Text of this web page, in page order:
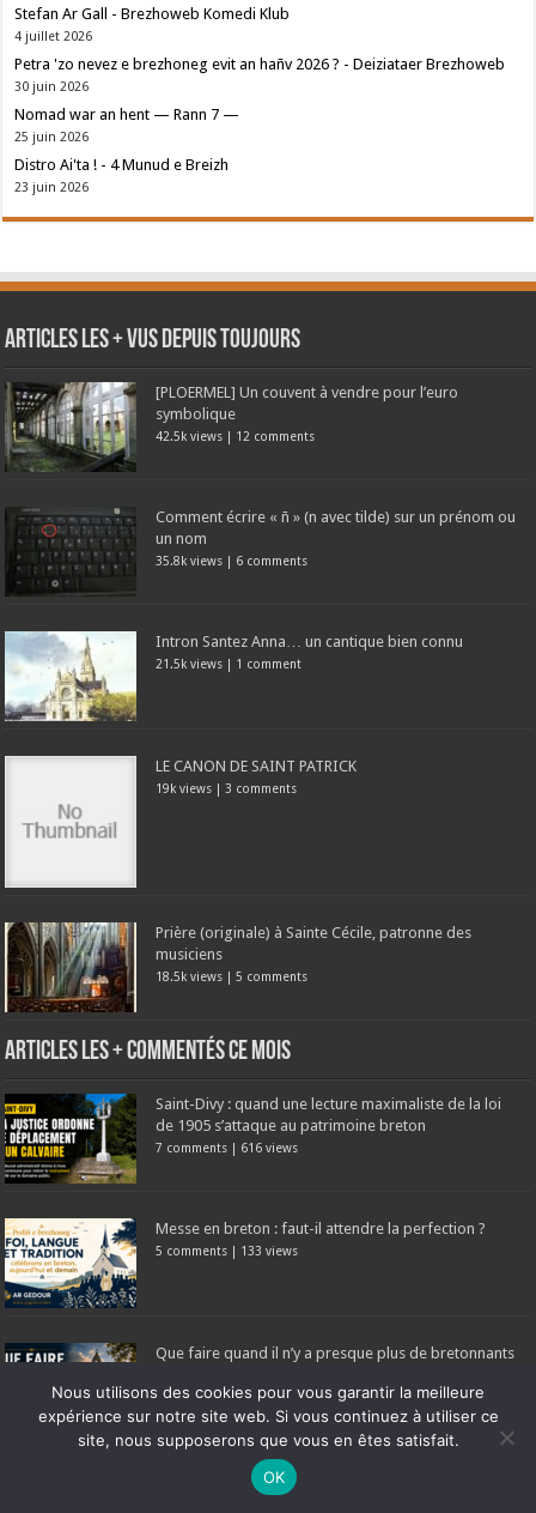
Stefan Ar Gall - Brezhoweb Komedi Klub
4 juillet 2026
Petra 'zo nevez e brezhoneg evit an hañv 2026 ? - Deiziataer Brezhoweb
30 juin 2026
Nomad war an hent — Rann 7 —
25 juin 2026
Distro Ai'ta ! - 4 Munud e Breizh
23 juin 2026
Articles les + vus depuis toujours
[PLOERMEL] Un couvent à vendre pour l’euro
symbolique
42.5k views 12 comments
Comment écrire « ñ » (n avec tilde) sur un prénom ou
un nom
35.8k views 6 comments
Intron Santez Anna… un cantique bien connu
21.5k views 1 comment
LE CANON DE SAINT PATRICK
19k views |3 comments
Prière (originale) à Sainte Cécile, patronne des
musiciens
18.5k views |5 comments
Articles les + commentés ce mois
Saint-Divy : quand une lecture maximaliste de la loi
de 1905 s’attaque au patrimoine breton
7 comments 616 views
Messe en breton : faut-il attendre la perfection ?
5 comments 133 views
Que faire quand il n’y a presque plus de bretonnants
4 comments|181 views
4 août 1789 : les paysans libérés, la Bretagne
Ne manquez pas la nouveauté de Bernard Rio "LA REVOLUTION DES
CLIQUEZ ICI POUR EN SAVOIR PLUS
Nous utilisons des cookies pour vous garantir la meilleure
expérience sur notre site web. Si vous continuez à utiliser ce
site, nous supposerons que vous en êtes satisfait.
OK